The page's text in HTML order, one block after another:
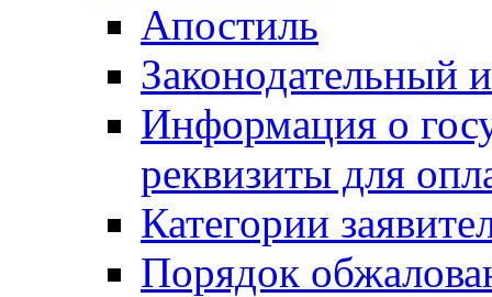
Апостиль
Законодательный
Информация о
реквизиты для
Категории
Порядок